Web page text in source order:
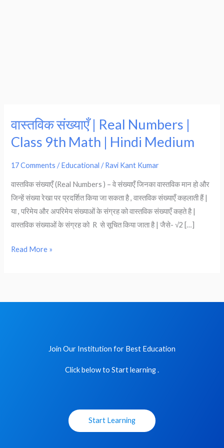
वास्तविक संख्याएँ | Real Numbers |
Class 9th Math | Hindi Medium
17 Comments /Educational /Ravi Kant Kumar
वास्तविक संख्याएँ (Real Numbers ) – वे संख्याएँ जिनका वास्तविक मान हो और
जिन्हें संख्या रेखा पर प्रदर्शित किया जा सकता है , वास्तविक संख्याएँ कहलाती हैं |
या , परिमेय और अपरिमेय संख्याओं के संग्रह को वास्तविक संख्याएँ कहते है |
वास्तविक संख्याओं के संग्रह को R से सूचित किया जाता है | जैसे- √2 […]
वास्तविक
संख्याएँ
|
Real
|
Class
9th
Math
Read More »
Join Our Institution for Best Education
Click below to Start learning .
Start Learning